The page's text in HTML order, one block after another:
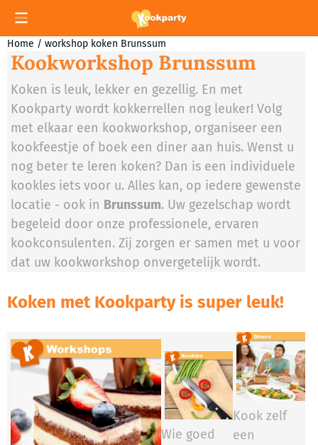
Cookievoorkeuren zijn momenteel gesloten.
Home / workshop koken Brunssum
Kookworkshop Brunssum
Koken is leuk, lekker en gezellig. En met
Kookparty wordt kokkerrellen nog leuker! Volg
met elkaar een kookworkshop, organiseer een
kookfeestje of boek een diner aan huis. Wenst u
nog beter te leren koken? Dan is een individuele
kookles iets voor u. Alles kan, op iedere gewenste
locatie - ook in Brunssum. Uw gezelschap wordt
begeleid door onze professionele, ervaren
kookconsulenten. Zij zorgen er samen met u voor
dat uw kookworkshop onvergetelijk wordt.
Koken met Kookparty is super leuk!
Wie goed
Kook zelf
een